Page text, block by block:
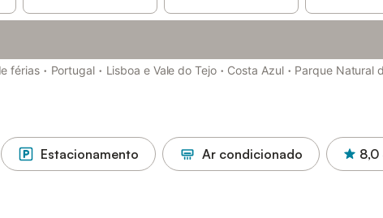
férias · Portugal · Lisboa e Vale do Tejo · Costa Azul · Parque Natural
Estacionamento Ar condicionado 8,0